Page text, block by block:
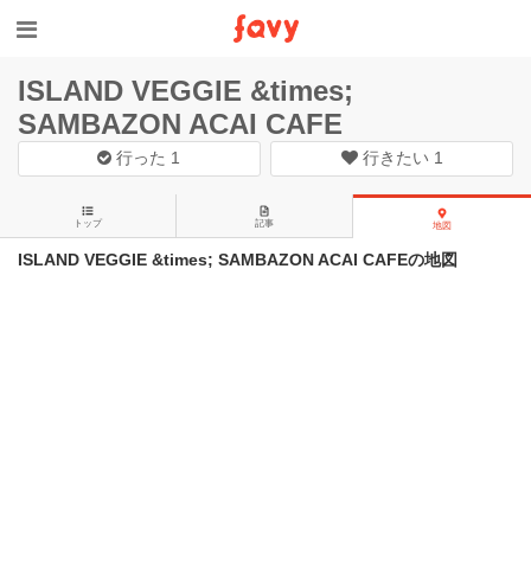
ISLAND VEGGIE &times;
SAMBAZON ACAI CAFE
行った 1 行きたい 1
トップ 記事 地図
ISLAND VEGGIE &times; SAMBAZON ACAI CAFEの地図